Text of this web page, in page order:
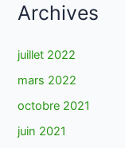
Archives
juillet 2022
mars 2022
octobre 2021
juin 2021